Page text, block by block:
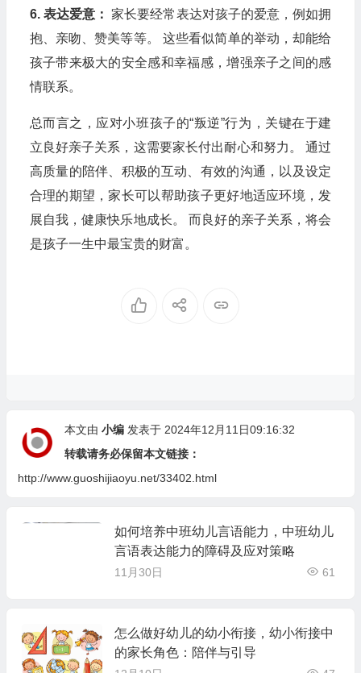
6. 表达爱意： 家长要经常表达对孩子的爱意，例如拥
抱、亲吻、赞美等等。 这些看似简单的举动，却能给
孩子带来极大的安全感和幸福感，增强亲子之间的感
情联系。
总而言之，应对小班孩子的“叛逆”行为，关键在于建
立良好亲子关系，这需要家长付出耐心和努力。 通过
高质量的陪伴、积极的互动、有效的沟通，以及设定
合理的期望，家长可以帮助孩子更好地适应环境，发
展自我，健康快乐地成长。 而良好的亲子关系，将会
是孩子一生中最宝贵的财富。
本文由 小编发表于 2024年12月11日09:16:32
转载请务必保留本文链接：
http://www.guoshijiaoyu.net/33402.html
如何培养中班幼儿言语能力，中班幼儿
言语表达能力的障碍及应对策略
11月30日 61
怎么做好幼儿的幼小衔接，幼小衔接中
的家长角色：陪伴与引导